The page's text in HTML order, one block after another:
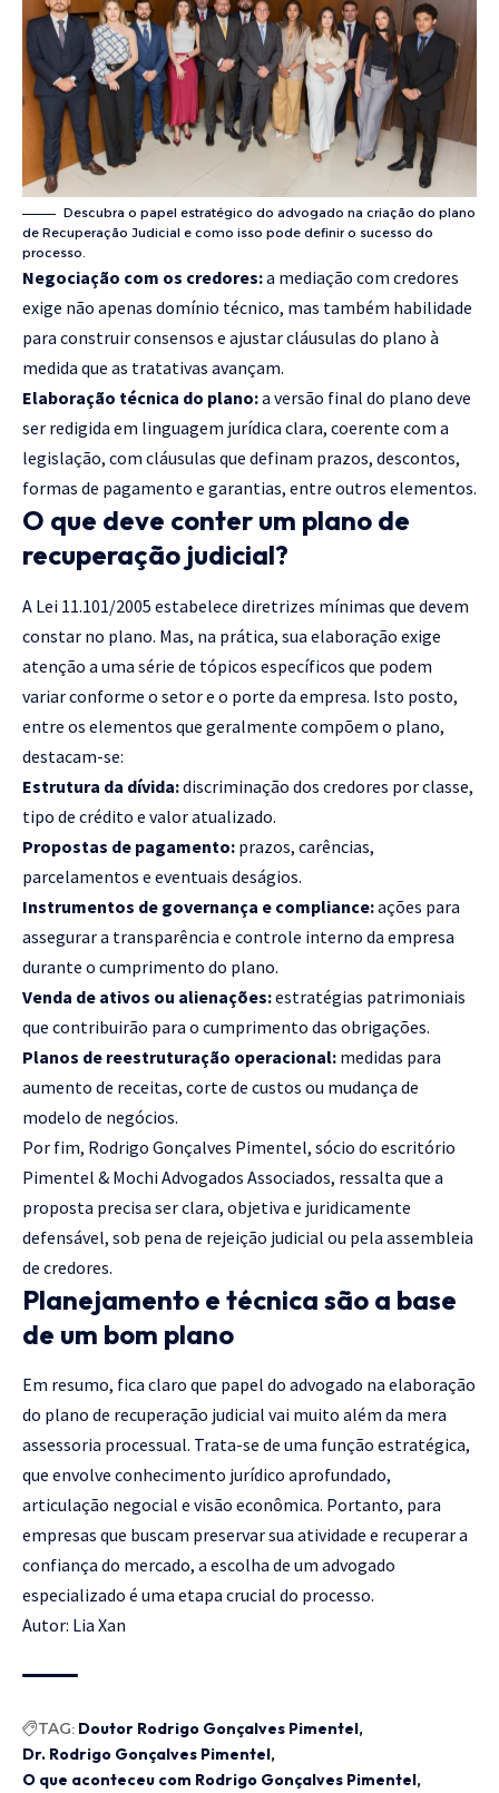
Descubra o papel estratégico do advogado na criação do plano
de Recuperação Judicial e como isso pode definir o sucesso do
processo.
Negociação com os credores:a mediação com credores
exige não apenas domínio técnico, mas também habilidade
para construir consensos e ajustar cláusulas do plano à
medida que as tratativas avançam.
Elaboração técnica do plano:a versão final do plano deve
ser redigida em linguagem jurídica clara, coerente com a
legislação, com cláusulas que definam prazos, descontos,
formas de pagamento e garantias, entre outros elementos.
O que deve conter um plano de
recuperação judicial?
A Lei 11.101/2005 estabelece diretrizes mínimas que devem
constar no plano. Mas, na prática, sua elaboração exige
atenção a uma série de tópicos específicos que podem
variar conforme o setor e o porte da empresa. Isto posto,
entre os elementos que geralmente compõem o plano,
destacam-se:
Estrutura da dívida:discriminação dos credores por classe,
tipo de crédito e valor atualizado.
Propostas de pagamento: prazos, carências,
parcelamentos e eventuais deságios.
Instrumentos de governança e compliance:ações para
assegurar a transparência e controle interno da empresa
durante o cumprimento do plano.
Venda de ativos ou alienações:estratégias patrimoniais
que contribuirão para o cumprimento das obrigações.
Planos de reestruturação operacional: medidas para
aumento de receitas, corte de custos ou mudança de
modelo de negócios.
Por fim, Rodrigo Gonçalves Pimentel, sócio do escritório
Pimentel & Mochi Advogados Associados, ressalta que a
proposta precisa ser clara, objetiva e juridicamente
defensável, sob pena de rejeição judicial ou pela assembleia
de credores.
Planejamento e técnica são a base
de um bom plano
Em resumo, fica claro que papel do advogado na elaboração
do plano de recuperação judicial vai muito além da mera
assessoria processual. Trata-se de uma função estratégica,
que envolve conhecimento jurídico aprofundado,
articulação negocial e visão econômica. Portanto, para
empresas que buscam preservar sua atividade e recuperar a
confiança do mercado, a escolha de um advogado
especializado é uma etapa crucial do processo.
Autor: Lia Xan
TAG: Doutor Rodrigo Gonçalves Pimentel
Dr. Rodrigo Gonçalves Pimentel
O que aconteceu com Rodrigo Gonçalves Pimentel